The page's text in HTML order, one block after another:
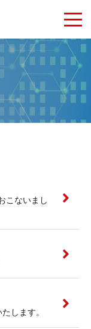
こないまし
します。